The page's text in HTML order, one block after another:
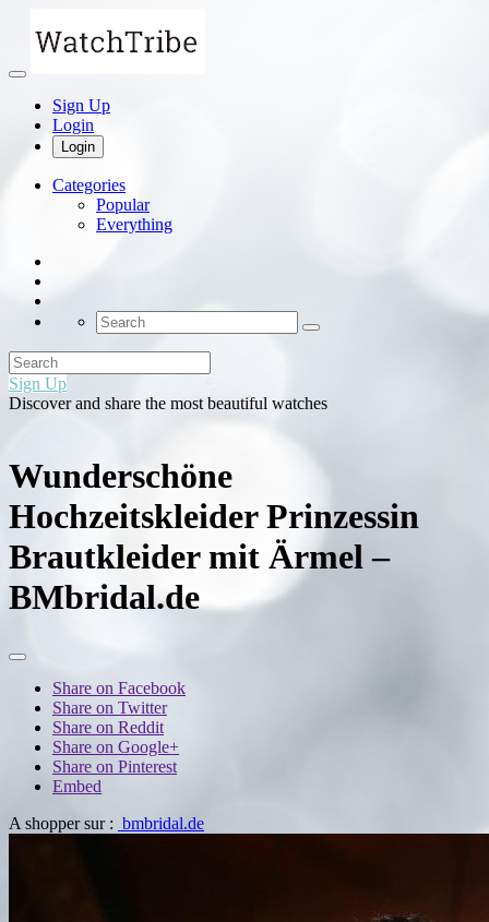
Sign Up
Login
Login
Categories
Popular
Everything
Sign Up
Discover and share the most beautiful watches
Wunderschöne
Hochzeitskleider Prinzessin
Brautkleider mit Ärmel –
BMbridal.de
Share on Facebook
Share on Twitter
Share on Reddit
Share on Google+
Share on Pinterest
Embed
A shopper sur : bmbridal.de